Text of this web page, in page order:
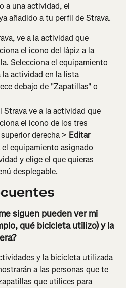
a una actividad, el
añadido a tu perfil de Strava.
ve a la actividad que
el icono del lápiz a la
Selecciona el equipamiento
la actividad en la lista
debajo de "Zapatillas" o
Strava ve a la actividad que
el icono de los tres
derecha > Editar
el equipamiento asignado
y elige el que quieras
desplegable.
siguen pueden ver mi
qué bicicleta utilizo) y la
y la bicicleta utilizada
a las personas que te
que utilices para